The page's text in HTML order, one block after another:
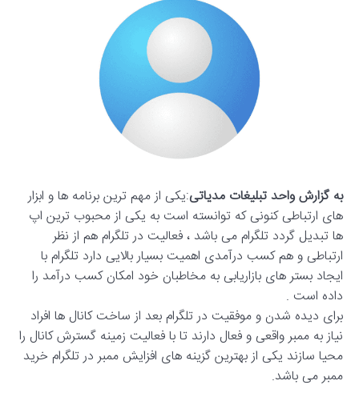
به گزارش واحد تبلیغات مدیاتی:یکی از مهم ترین برنامه ها و ابزار
های ارتباطی کنونی که توانسته است به یکی از محبوب ترین اپ
ها تبدیل گردد تلگرام می باشد ، فعالیت در تلگرام هم از نظر
ارتباطی و هم کسب درآمدی اهمیت بسیار بالایی دارد تلگرام با
ایجاد بستر های بازاریابی به مخاطبان خود امکان کسب درآمد را
داده است .
برای دیده شدن و موفقیت در تلگرام بعد از ساخت کانال ها افراد
نیاز به ممبر واقعی و فعال دارند تا با فعالیت زمینه گسترش کانال را
محیا سازند یکی از بهترین گزینه های افزایش ممبر در تلگرام خرید
ممبر می باشد.